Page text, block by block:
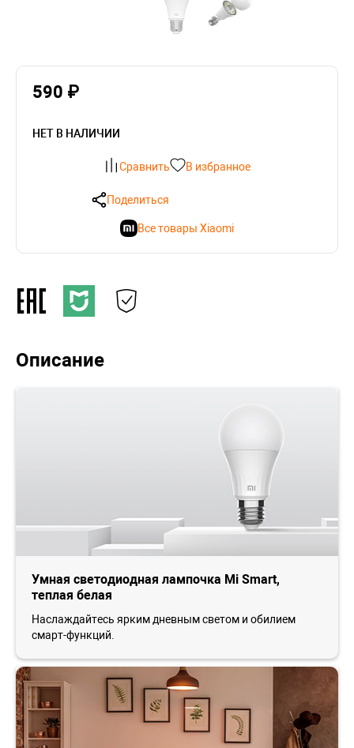
590 ₽
НЕТ В НАЛИЧИИ
Сравнить В избранное
Поделиться
Все товары Xiaomi
Описание
Умная светодиодная лампочка Mi Smart,
теплая белая
Наслаждайтесь ярким дневным светом и обилием
смарт-функций.